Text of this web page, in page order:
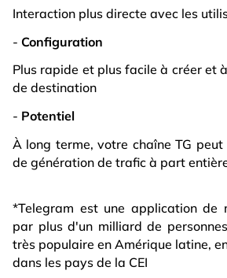
Interaction plus directe avec les
- Configuration
Plus rapide et plus facile à créer et
de destination
- Potentiel
À long terme, votre chaîne TG peut
de génération de trafic à part
*Telegram est une application de
par plus d'un milliard de
très populaire en Amérique latine,
dans les pays de la CEI